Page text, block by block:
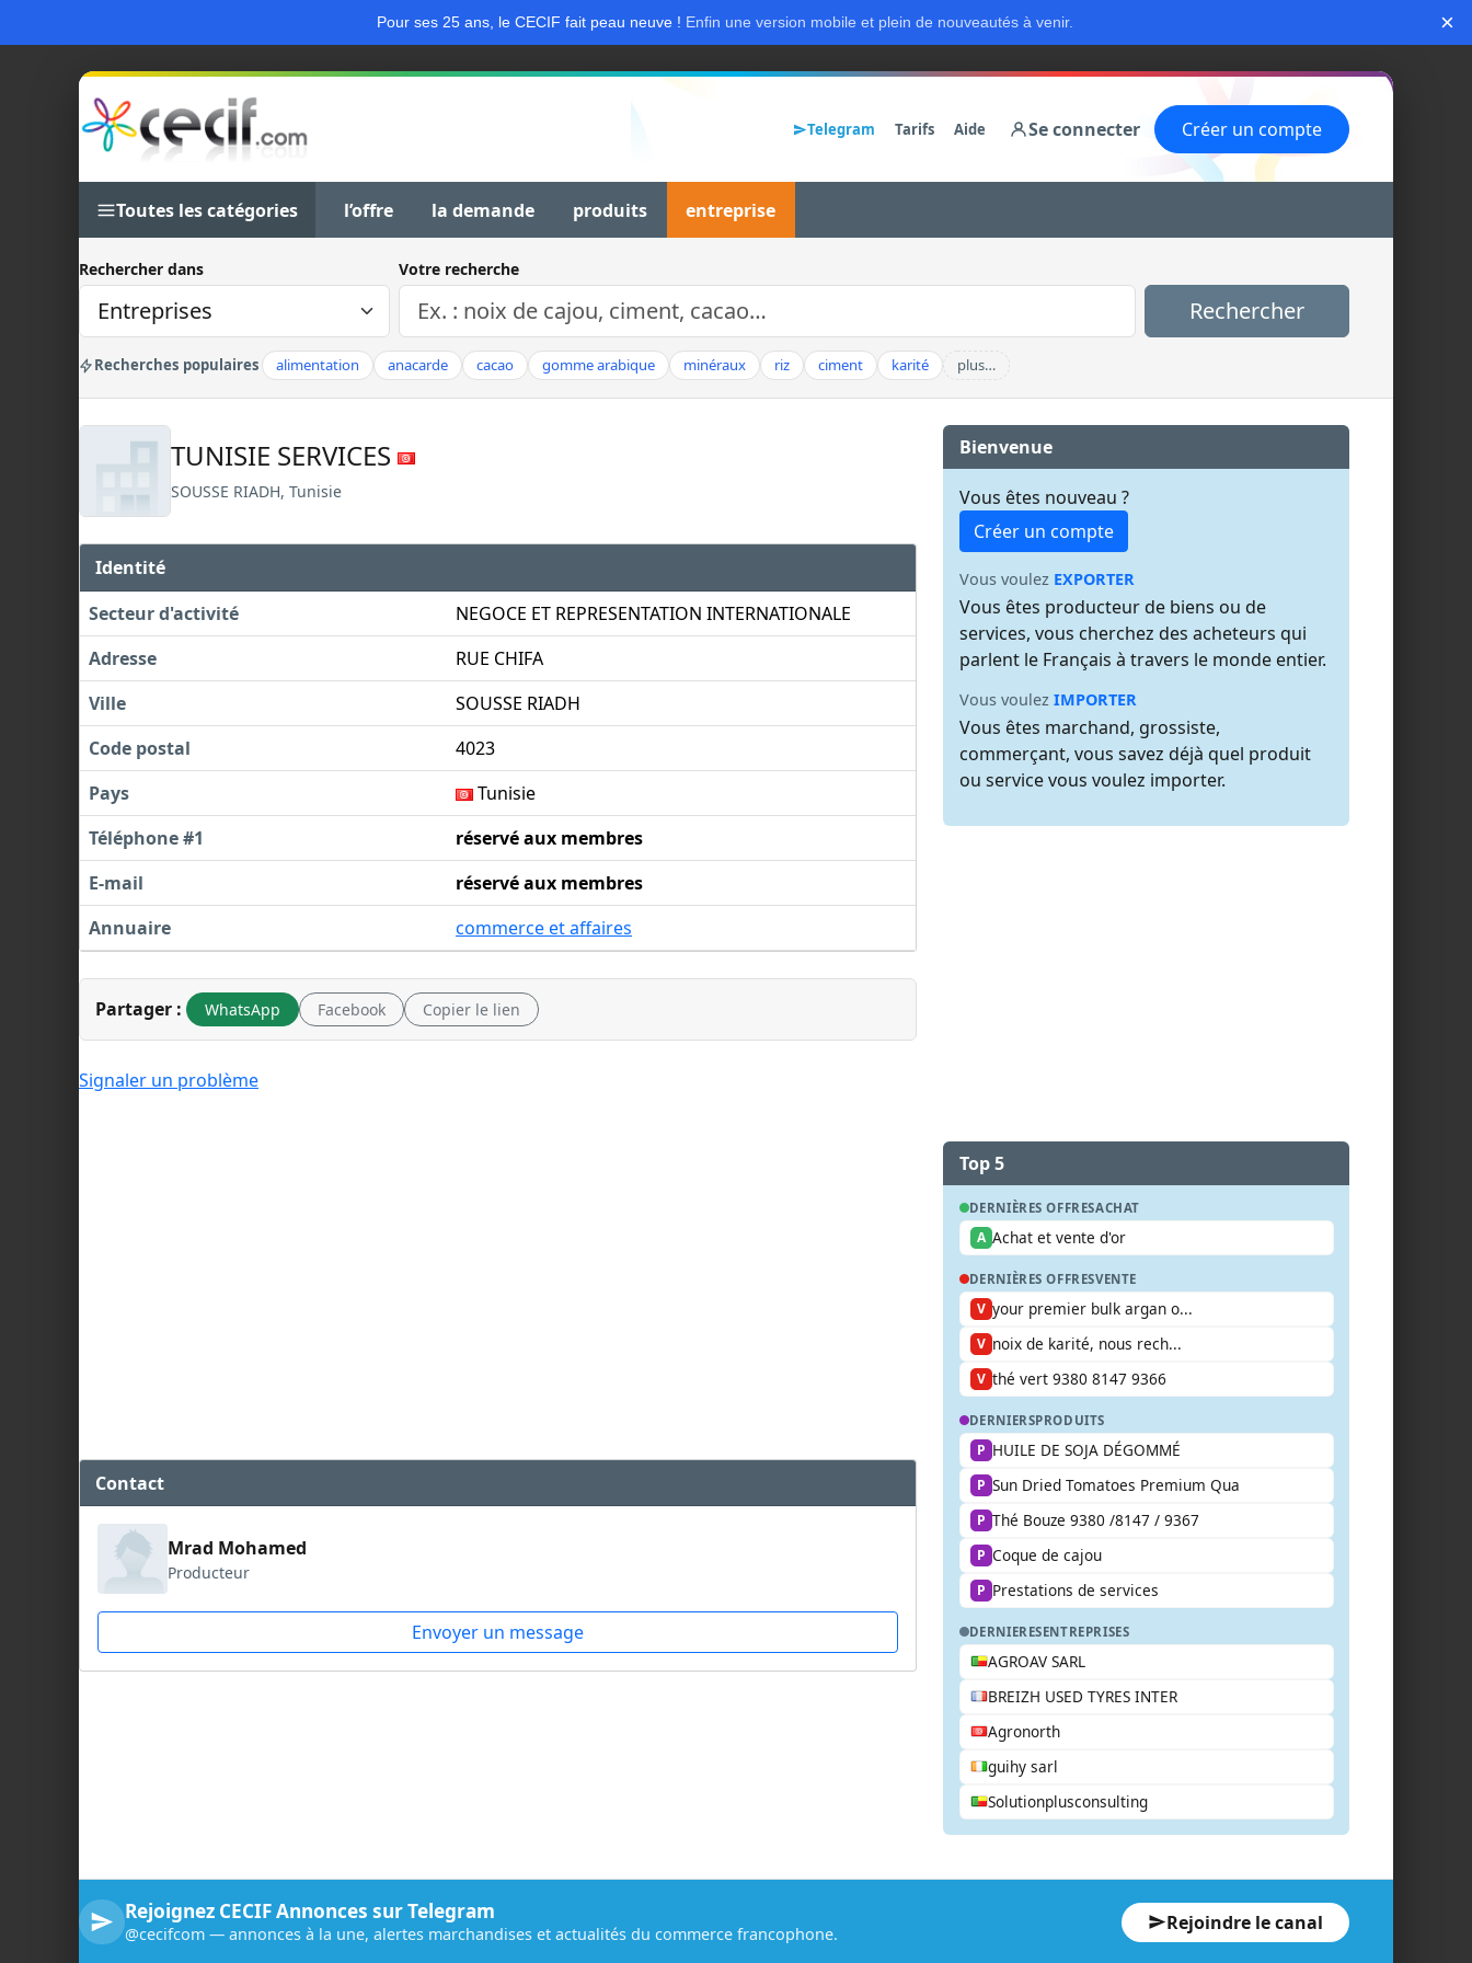
Pour ses 25 ans, le CECIF fait peau neuve ! Enfin une version mobile et plein de nouveautés à venir. ×
Telegram Tarifs Aide Se connecter Créer un compte
Toutes les catégories l’offre la demande produits entreprise
Rechercher dans Votre recherche
Rechercher
Recherches populaires alimentation anacarde cacao gomme arabique minéraux riz ciment karité plus…
TUNISIE SERVICES
SOUSSE RIADH, Tunisie
Identité
Secteur d'activité
NEGOCE ET REPRESENTATION INTERNATIONALE
Adresse
RUE CHIFA
Ville
SOUSSE RIADH
Code postal
4023
Pays
Tunisie
Téléphone #1
réservé aux membres
E-mail
réservé aux membres
Annuaire
commerce et affaires
Partager : WhatsApp Facebook Copier le lien
Signaler un problème
Contact
Mrad Mohamed
Producteur
Envoyer un message
Bienvenue
Vous êtes nouveau ?
Créer un compte
Vous voulez EXPORTER
Vous êtes producteur de biens ou de
services, vous cherchez des acheteurs qui
parlent le Français à travers le monde entier.
Vous voulez IMPORTER
Vous êtes marchand, grossiste,
commerçant, vous savez déjà quel produit
ou service vous voulez importer.
Top 5
DERNIÈRES OFFRESACHAT
A Achat et vente d'or
DERNIÈRES OFFRESVENTE
V your premier bulk argan o...
V noix de karité, nous rech...
V thé vert 9380 8147 9366
DERNIERSPRODUITS
P HUILE DE SOJA DÉGOMMÉ
P Sun Dried Tomatoes Premium Qua
P Thé Bouze 9380 /8147 / 9367
P Coque de cajou
P Prestations de services
DERNIERESENTREPRISES
AGROAV SARL
BREIZH USED TYRES INTER
Agronorth
guihy sarl
Solutionplusconsulting
Rejoignez CECIF Annonces sur Telegram
@cecifcom — annonces à la une, alertes marchandises et actualités du commerce francophone. Rejoindre le canal